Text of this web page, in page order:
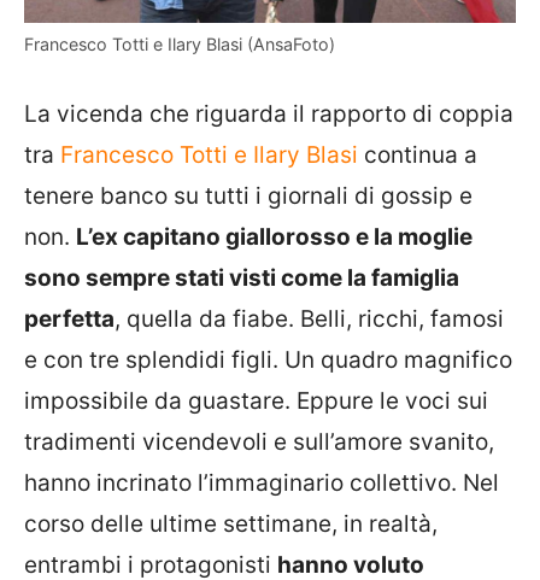
Francesco Totti e Ilary Blasi (AnsaFoto)
La vicenda che riguarda il rapporto di coppia
tra Francesco Totti e Ilary Blasi continua a
tenere banco su tutti i giornali di gossip e
non. L’ex capitano giallorosso e la moglie
sono sempre stati visti come la famiglia
perfetta, quella da fiabe. Belli, ricchi, famosi
e con tre splendidi figli. Un quadro magnifico
impossibile da guastare. Eppure le voci sui
tradimenti vicendevoli e sull’amore svanito,
hanno incrinato l’immaginario collettivo. Nel
corso delle ultime settimane, in realtà,
entrambi i protagonisti hanno voluto